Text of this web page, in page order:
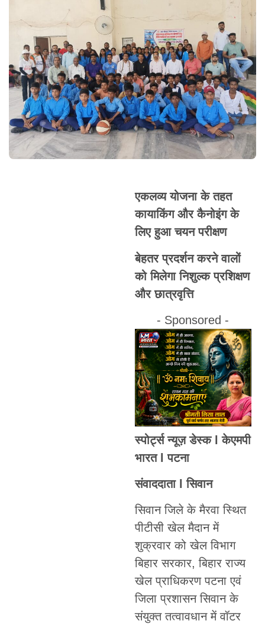
एकलव्य योजना के तहत
कायाकिंग और कैनोइंग के
लिए हुआ चयन परीक्षण
बेहतर प्रदर्शन करने वालों
को मिलेगा निशुल्क प्रशिक्षण
और छात्रवृत्ति
- Sponsored -
स्पोर्ट्स न्यूज़ डेस्क l केएमपी
भारत l पटना
संवाददाता l सिवान
सिवान जिले के मैरवा स्थित
पीटीसी खेल मैदान में
शुक्रवार को खेल विभाग
बिहार सरकार, बिहार राज्य
खेल प्राधिकरण पटना एवं
जिला प्रशासन सिवान के
संयुक्त तत्वावधान में वॉटर